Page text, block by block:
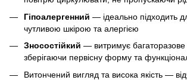
Гіпоалергенний — ідеально підходить
чутливою шкірою та алергією
Зносостійкий — витримує багаторазове
зберігаючи первісну форму та
Витончений вигляд та висока якість —